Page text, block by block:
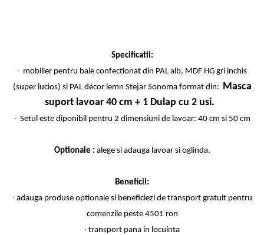
Specificatii:
· mobilier pentru baie confectionat din PAL alb, MDF HG gri inchis
(super lucios) si PAL décor lemn Stejar Sonoma format din:
Masca
suport lavoar 40 cm + 1 Dulap cu 2 usi.
· Setul este diponibil pentru 2 dimensiuni de lavoar: 40 cm si 50 cm
Optionale : alege si adauga lavoar si oglinda.
Beneficii:
· adauga produse optionale si beneficiezi de transport gratuit pentru
comenzile peste 4501 ron
· transport pana in locuinta